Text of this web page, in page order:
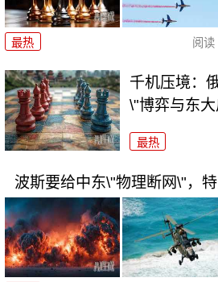
最热 阅读
千机压境：
\"博弈与东
最热
波斯要给中东\"物理断网\"，